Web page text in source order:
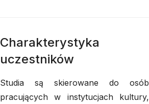
Charakterystyka
uczestników
Studia są skierowane do osób
pracujących w instytucjach kultury,